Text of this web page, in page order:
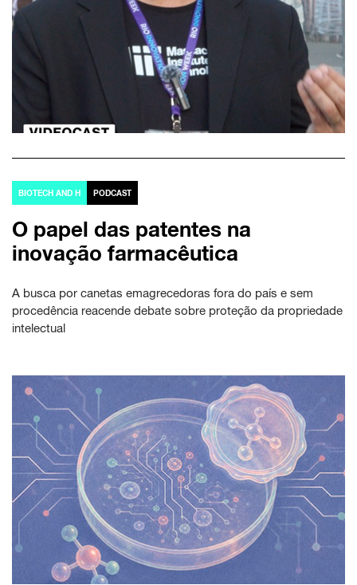
BIOTECH AND H PODCAST
O papel das patentes na
inovação farmacêutica
A busca por canetas emagrecedoras fora do país e sem
procedência reacende debate sobre proteção da propriedade
intelectual